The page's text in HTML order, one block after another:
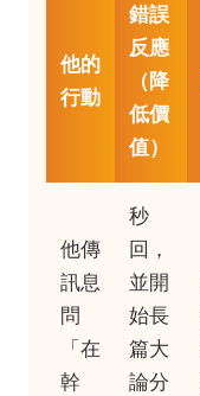
他的
行動
錯誤
反應
（降
低價
值）
他傳
訊息
問
「在
幹
秒
回，
並開
始長
篇大
論分